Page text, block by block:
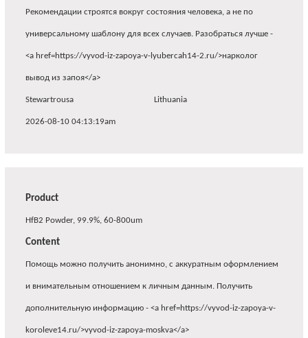
Рекомендации строятся вокруг состояния человека, а не по
универсальному шаблону для всех случаев. Разобраться лучше -
<a href=https://vyvod-iz-zapoya-v-lyubercah14-2.ru/>нарколог
вывод из запоя</a>
Stewartrousa Lithuania
2026-08-10 04:13:19am
Product
HfB2 Powder, 99.9%, 60-800um
Content
Помощь можно получить анонимно, с аккуратным оформлением
и внимательным отношением к личным данным. Получить
дополнительную информацию - <a href=https://vyvod-iz-zapoya-v-
koroleve14.ru/>vyvod-iz-zapoya-moskva</a>